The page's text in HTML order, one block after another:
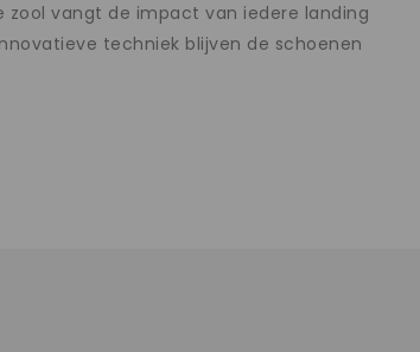
zool vangt de impact van iedere landing
techniek blijven de schoenen